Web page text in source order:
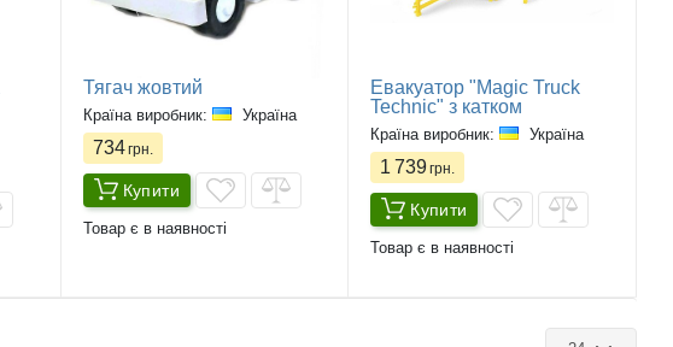
Тягач жовтий
Країна виробник: Україна
734грн.
Купити
Товар є в наявності
Евакуатор "Magic Truck
Technic" з катком
Країна виробник: Україна
1 739грн.
Купити
Товар є в наявності